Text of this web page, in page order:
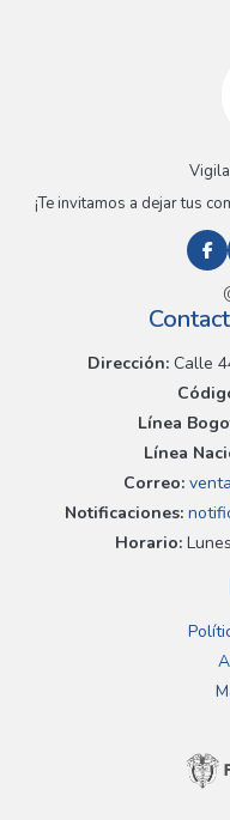
¡Te invitamos a dejar tus
Dirección:Calle
Línea
Línea
Correo:
Notificaciones:
Horario: